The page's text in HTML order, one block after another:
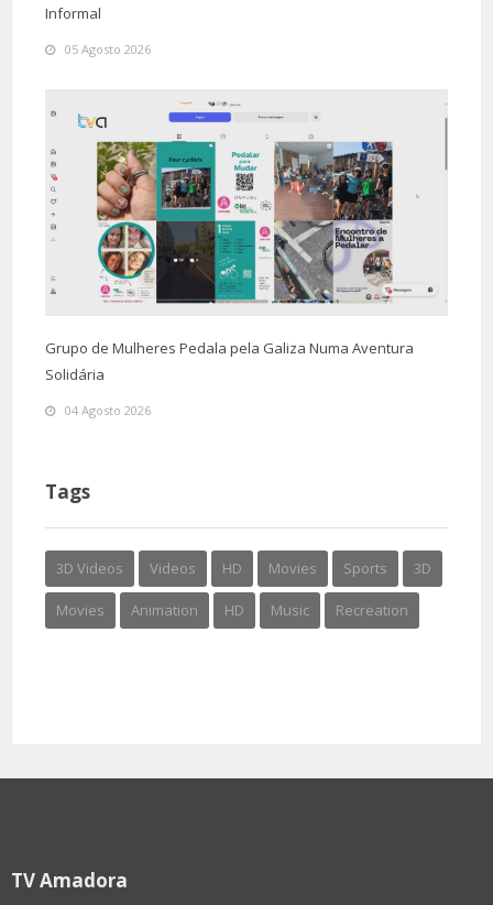
Informal
05 Agosto 2026
Grupo de Mulheres Pedala pela Galiza Numa Aventura
Solidária
04 Agosto 2026
Tags
3D Videos Videos HD Movies Sports 3D
Movies Animation HD Music Recreation
TV Amadora